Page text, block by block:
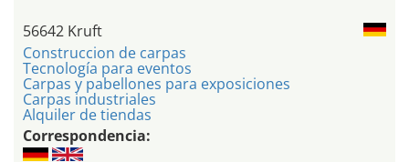
56642 Kruft
Construccion de carpas
Tecnología para eventos
Carpas y pabellones para exposiciones
Carpas industriales
Alquiler de tiendas
Correspondencia: